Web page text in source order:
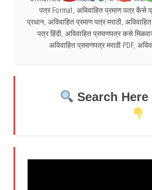
पत्र Format, अविवाहित प्रमाण पत्र कैसे
प्रधान, अविवाहित प्रमाण पत्र मराठी,
पत्र हिंदी, अविवाहित प्रमाणपत्र कसे
अविवाहित प्रमाणपत्र मराठी PDF,
Search Here